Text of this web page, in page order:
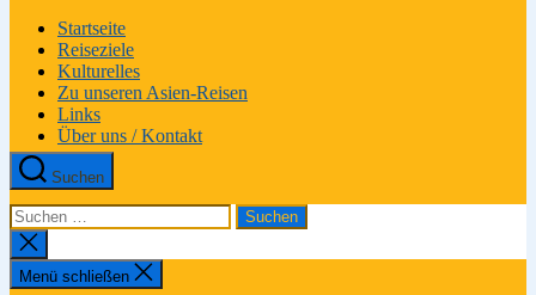
Startseite
Reiseziele
Kulturelles
Zu unseren Asien-Reisen
Links
Über uns / Kontakt
Suchen
Suchen
nach:
Suche
schließen
Menü schließen